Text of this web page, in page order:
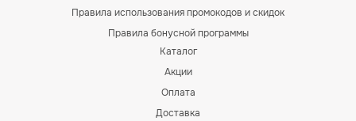
Правила использования промокодов и скидок
Правила бонусной программы
Каталог
Акции
Оплата
Доставка